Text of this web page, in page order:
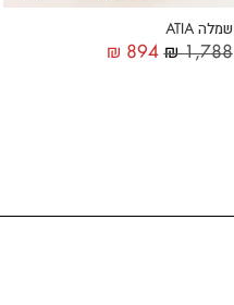
שמלה ATIA
₪1,788
₪ 894